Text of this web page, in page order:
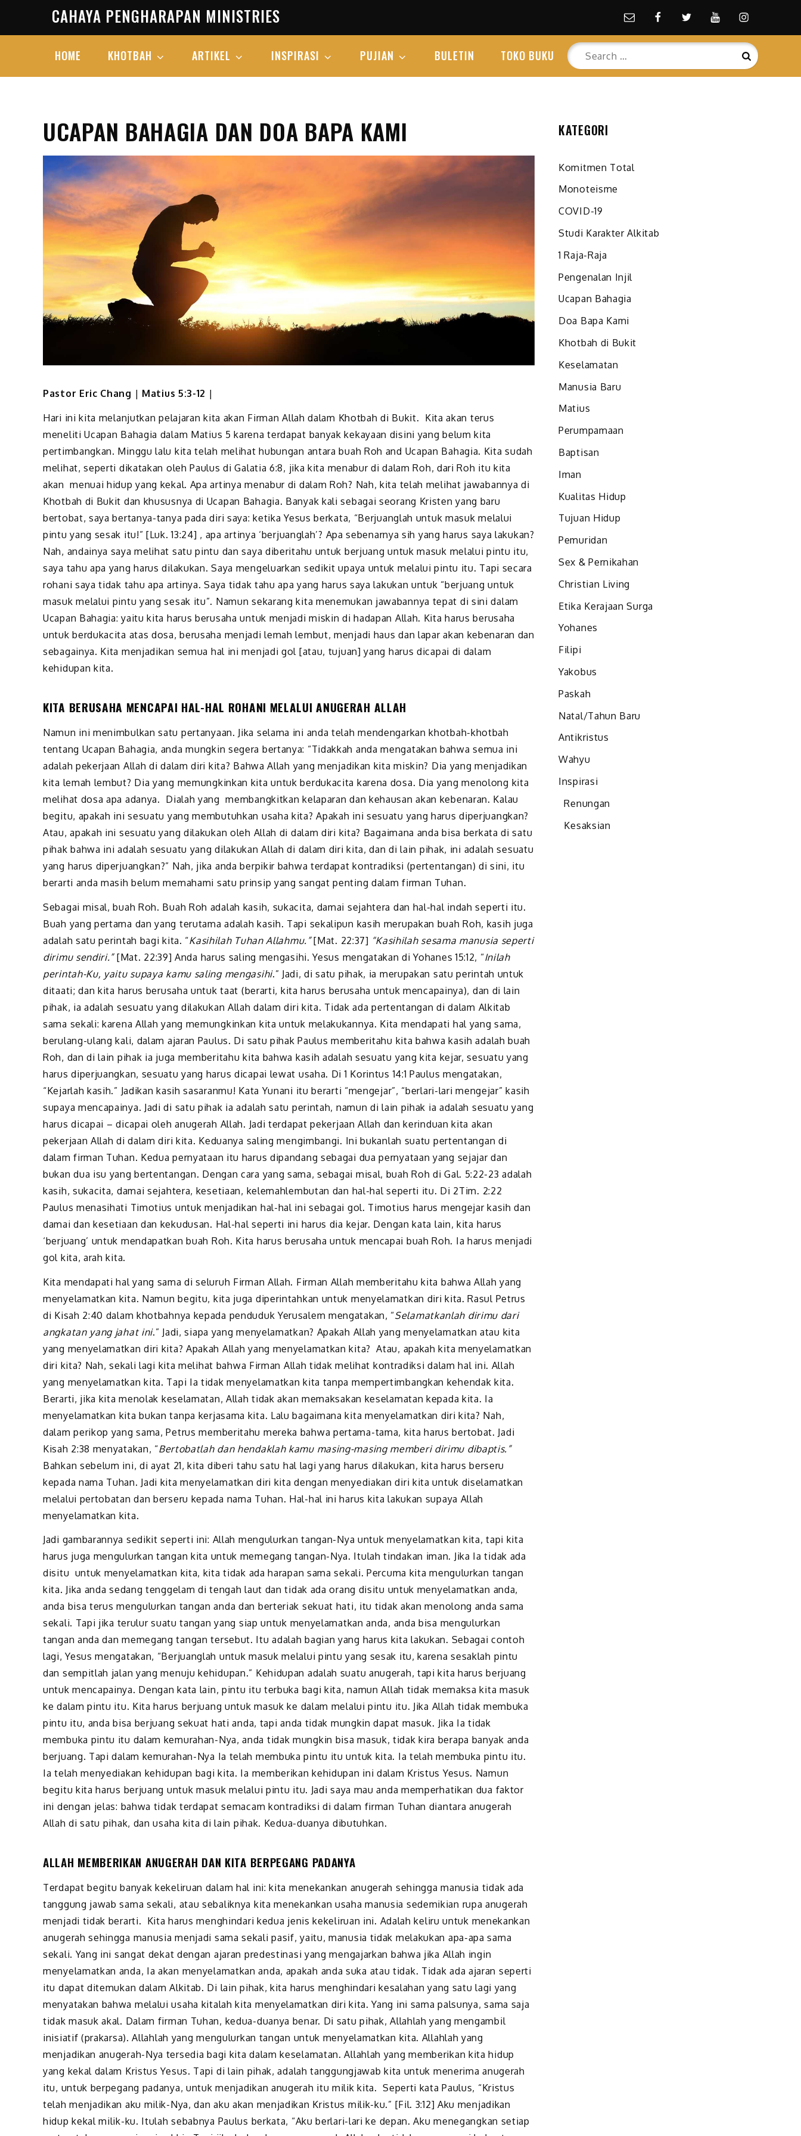
content
CAHAYA PENGHARAPAN MINISTRIES Email facebookTwitterYoutubeInstagram
HOME KHOTBAH ARTIKEL INSPIRASI PUJIAN BULETIN TOKO BUKU
Search
for:
Search
UCAPAN BAHAGIA DAN DOA BAPA KAMI
Pastor Eric Chang | Matius 5:3-12 |
Hari ini kita melanjutkan pelajaran kita akan Firman Allah dalam Khotbah di Bukit. Kita akan terus
meneliti Ucapan Bahagia dalam Matius 5 karena terdapat banyak kekayaan disini yang belum kita
pertimbangkan. Minggu lalu kita telah melihat hubungan antara buah Roh and Ucapan Bahagia. Kita sudah
melihat, seperti dikatakan oleh Paulus di Galatia 6:8, jika kita menabur di dalam Roh, dari Roh itu kita
akan menuai hidup yang kekal. Apa artinya menabur di dalam Roh? Nah, kita telah melihat jawabannya di
Khotbah di Bukit dan khususnya di Ucapan Bahagia. Banyak kali sebagai seorang Kristen yang baru
bertobat, saya bertanya-tanya pada diri saya: ketika Yesus berkata, “Berjuanglah untuk masuk melalui
pintu yang sesak itu!” [Luk. 13:24] , apa artinya ‘berjuanglah’? Apa sebenarnya sih yang harus saya lakukan?
Nah, andainya saya melihat satu pintu dan saya diberitahu untuk berjuang untuk masuk melalui pintu itu,
saya tahu apa yang harus dilakukan. Saya mengeluarkan sedikit upaya untuk melalui pintu itu. Tapi secara
rohani saya tidak tahu apa artinya. Saya tidak tahu apa yang harus saya lakukan untuk “berjuang untuk
masuk melalui pintu yang sesak itu”. Namun sekarang kita menemukan jawabannya tepat di sini dalam
Ucapan Bahagia: yaitu kita harus berusaha untuk menjadi miskin di hadapan Allah. Kita harus berusaha
untuk berdukacita atas dosa, berusaha menjadi lemah lembut, menjadi haus dan lapar akan kebenaran dan
sebagainya. Kita menjadikan semua hal ini menjadi gol [atau, tujuan] yang harus dicapai di dalam
kehidupan kita.
KITA BERUSAHA MENCAPAI HAL-HAL ROHANI MELALUI ANUGERAH ALLAH
Namun ini menimbulkan satu pertanyaan. Jika selama ini anda telah mendengarkan khotbah-khotbah
tentang Ucapan Bahagia, anda mungkin segera bertanya: “Tidakkah anda mengatakan bahwa semua ini
adalah pekerjaan Allah di dalam diri kita? Bahwa Allah yang menjadikan kita miskin? Dia yang menjadikan
kita lemah lembut? Dia yang memungkinkan kita untuk berdukacita karena dosa. Dia yang menolong kita
melihat dosa apa adanya. Dialah yang membangkitkan kelaparan dan kehausan akan kebenaran. Kalau
begitu, apakah ini sesuatu yang membutuhkan usaha kita? Apakah ini sesuatu yang harus diperjuangkan?
Atau, apakah ini sesuatu yang dilakukan oleh Allah di dalam diri kita? Bagaimana anda bisa berkata di satu
pihak bahwa ini adalah sesuatu yang dilakukan Allah di dalam diri kita, dan di lain pihak, ini adalah sesuatu
yang harus diperjuangkan?” Nah, jika anda berpikir bahwa terdapat kontradiksi (pertentangan) di sini, itu
berarti anda masih belum memahami satu prinsip yang sangat penting dalam firman Tuhan.
Sebagai misal, buah Roh. Buah Roh adalah kasih, sukacita, damai sejahtera dan hal-hal indah seperti itu.
Buah yang pertama dan yang terutama adalah kasih. Tapi sekalipun kasih merupakan buah Roh, kasih juga
adalah satu perintah bagi kita. “Kasihilah Tuhan Allahmu.”[Mat. 22:37] “Kasihilah sesama manusia seperti
dirimu sendiri.”[Mat. 22:39] Anda harus saling mengasihi. Yesus mengatakan di Yohanes 15:12, “Inilah
perintah-Ku, yaitu supaya kamu saling mengasihi.” Jadi, di satu pihak, ia merupakan satu perintah untuk
ditaati; dan kita harus berusaha untuk taat (berarti, kita harus berusaha untuk mencapainya), dan di lain
pihak, ia adalah sesuatu yang dilakukan Allah dalam diri kita. Tidak ada pertentangan di dalam Alkitab
sama sekali: karena Allah yang memungkinkan kita untuk melakukannya. Kita mendapati hal yang sama,
berulang-ulang kali, dalam ajaran Paulus. Di satu pihak Paulus memberitahu kita bahwa kasih adalah buah
Roh, dan di lain pihak ia juga memberitahu kita bahwa kasih adalah sesuatu yang kita kejar, sesuatu yang
harus diperjuangkan, sesuatu yang harus dicapai lewat usaha. Di 1 Korintus 14:1 Paulus mengatakan,
“Kejarlah kasih.” Jadikan kasih sasaranmu! Kata Yunani itu berarti “mengejar”, “berlari-lari mengejar” kasih
supaya mencapainya. Jadi di satu pihak ia adalah satu perintah, namun di lain pihak ia adalah sesuatu yang
harus dicapai – dicapai oleh anugerah Allah. Jadi terdapat pekerjaan Allah dan kerinduan kita akan
pekerjaan Allah di dalam diri kita. Keduanya saling mengimbangi. Ini bukanlah suatu pertentangan di
dalam firman Tuhan. Kedua pernyataan itu harus dipandang sebagai dua pernyataan yang sejajar dan
bukan dua isu yang bertentangan. Dengan cara yang sama, sebagai misal, buah Roh di Gal. 5:22-23 adalah
kasih, sukacita, damai sejahtera, kesetiaan, kelemahlembutan dan hal-hal seperti itu. Di 2Tim. 2:22
Paulus menasihati Timotius untuk menjadikan hal-hal ini sebagai gol. Timotius harus mengejar kasih dan
damai dan kesetiaan dan kekudusan. Hal-hal seperti ini harus dia kejar. Dengan kata lain, kita harus
‘berjuang’ untuk mendapatkan buah Roh. Kita harus berusaha untuk mencapai buah Roh. Ia harus menjadi
gol kita, arah kita.
Kita mendapati hal yang sama di seluruh Firman Allah. Firman Allah memberitahu kita bahwa Allah yang
menyelamatkan kita. Namun begitu, kita juga diperintahkan untuk menyelamatkan diri kita. Rasul Petrus
di Kisah 2:40 dalam khotbahnya kepada penduduk Yerusalem mengatakan, “Selamatkanlah dirimu dari
angkatan yang jahat ini.” Jadi, siapa yang menyelamatkan? Apakah Allah yang menyelamatkan atau kita
yang menyelamatkan diri kita? Apakah Allah yang menyelamatkan kita? Atau, apakah kita menyelamatkan
diri kita? Nah, sekali lagi kita melihat bahwa Firman Allah tidak melihat kontradiksi dalam hal ini. Allah
yang menyelamatkan kita. Tapi Ia tidak menyelamatkan kita tanpa mempertimbangkan kehendak kita.
Berarti, jika kita menolak keselamatan, Allah tidak akan memaksakan keselamatan kepada kita. Ia
menyelamatkan kita bukan tanpa kerjasama kita. Lalu bagaimana kita menyelamatkan diri kita? Nah,
dalam perikop yang sama, Petrus memberitahu mereka bahwa pertama-tama, kita harus bertobat. Jadi
Kisah 2:38 menyatakan, “Bertobatlah dan hendaklah kamu masing-masing memberi dirimu dibaptis.”
Bahkan sebelum ini, di ayat 21, kita diberi tahu satu hal lagi yang harus dilakukan, kita harus berseru
kepada nama Tuhan. Jadi kita menyelamatkan diri kita dengan menyediakan diri kita untuk diselamatkan
melalui pertobatan dan berseru kepada nama Tuhan. Hal-hal ini harus kita lakukan supaya Allah
menyelamatkan kita.
Jadi gambarannya sedikit seperti ini: Allah mengulurkan tangan-Nya untuk menyelamatkan kita, tapi kita
harus juga mengulurkan tangan kita untuk memegang tangan-Nya. Itulah tindakan iman. Jika Ia tidak ada
disitu untuk menyelamatkan kita, kita tidak ada harapan sama sekali. Percuma kita mengulurkan tangan
kita. Jika anda sedang tenggelam di tengah laut dan tidak ada orang disitu untuk menyelamatkan anda,
anda bisa terus mengulurkan tangan anda dan berteriak sekuat hati, itu tidak akan menolong anda sama
sekali. Tapi jika terulur suatu tangan yang siap untuk menyelamatkan anda, anda bisa mengulurkan
tangan anda dan memegang tangan tersebut. Itu adalah bagian yang harus kita lakukan. Sebagai contoh
lagi, Yesus mengatakan, “Berjuanglah untuk masuk melalui pintu yang sesak itu, karena sesaklah pintu
dan sempitlah jalan yang menuju kehidupan.” Kehidupan adalah suatu anugerah, tapi kita harus berjuang
untuk mencapainya. Dengan kata lain, pintu itu terbuka bagi kita, namun Allah tidak memaksa kita masuk
ke dalam pintu itu. Kita harus berjuang untuk masuk ke dalam melalui pintu itu. Jika Allah tidak membuka
pintu itu, anda bisa berjuang sekuat hati anda, tapi anda tidak mungkin dapat masuk. Jika Ia tidak
membuka pintu itu dalam kemurahan-Nya, anda tidak mungkin bisa masuk, tidak kira berapa banyak anda
berjuang. Tapi dalam kemurahan-Nya Ia telah membuka pintu itu untuk kita. Ia telah membuka pintu itu.
Ia telah menyediakan kehidupan bagi kita. Ia memberikan kehidupan ini dalam Kristus Yesus. Namun
begitu kita harus berjuang untuk masuk melalui pintu itu. Jadi saya mau anda memperhatikan dua faktor
ini dengan jelas: bahwa tidak terdapat semacam kontradiksi di dalam firman Tuhan diantara anugerah
Allah di satu pihak, dan usaha kita di lain pihak. Kedua-duanya dibutuhkan.
ALLAH MEMBERIKAN ANUGERAH DAN KITA BERPEGANG PADANYA
Terdapat begitu banyak kekeliruan dalam hal ini: kita menekankan anugerah sehingga manusia tidak ada
tanggung jawab sama sekali, atau sebaliknya kita menekankan usaha manusia sedemikian rupa anugerah
menjadi tidak berarti. Kita harus menghindari kedua jenis kekeliruan ini. Adalah keliru untuk menekankan
anugerah sehingga manusia menjadi sama sekali pasif, yaitu, manusia tidak melakukan apa-apa sama
sekali. Yang ini sangat dekat dengan ajaran predestinasi yang mengajarkan bahwa jika Allah ingin
menyelamatkan anda, Ia akan menyelamatkan anda, apakah anda suka atau tidak. Tidak ada ajaran seperti
itu dapat ditemukan dalam Alkitab. Di lain pihak, kita harus menghindari kesalahan yang satu lagi yang
menyatakan bahwa melalui usaha kitalah kita menyelamatkan diri kita. Yang ini sama palsunya, sama saja
tidak masuk akal. Dalam firman Tuhan, kedua-duanya benar. Di satu pihak, Allahlah yang mengambil
inisiatif (prakarsa). Allahlah yang mengulurkan tangan untuk menyelamatkan kita. Allahlah yang
menjadikan anugerah-Nya tersedia bagi kita dalam keselamatan. Allahlah yang memberikan kita hidup
yang kekal dalam Kristus Yesus. Tapi di lain pihak, adalah tanggungjawab kita untuk menerima anugerah
itu, untuk berpegang padanya, untuk menjadikan anugerah itu milik kita. Seperti kata Paulus, “Kristus
telah menjadikan aku milik-Nya, dan aku akan menjadikan Kristus milik-ku.” [Fil. 3:12] Aku menjadikan
hidup kekal milik-ku. Itulah sebabnya Paulus berkata, “Aku berlari-lari ke depan. Aku menegangkan setiap
KATEGORI
Komitmen Total
Monoteisme
COVID-19
Studi Karakter Alkitab
1 Raja-Raja
Pengenalan Injil
Ucapan Bahagia
Doa Bapa Kami
Khotbah di Bukit
Keselamatan
Manusia Baru
Matius
Perumpamaan
Baptisan
Iman
Kualitas Hidup
Tujuan Hidup
Pemuridan
Sex & Pernikahan
Christian Living
Etika Kerajaan Surga
Yohanes
Filipi
Yakobus
Paskah
Natal/Tahun Baru
Antikristus
Wahyu
Inspirasi
Renungan
Kesaksian